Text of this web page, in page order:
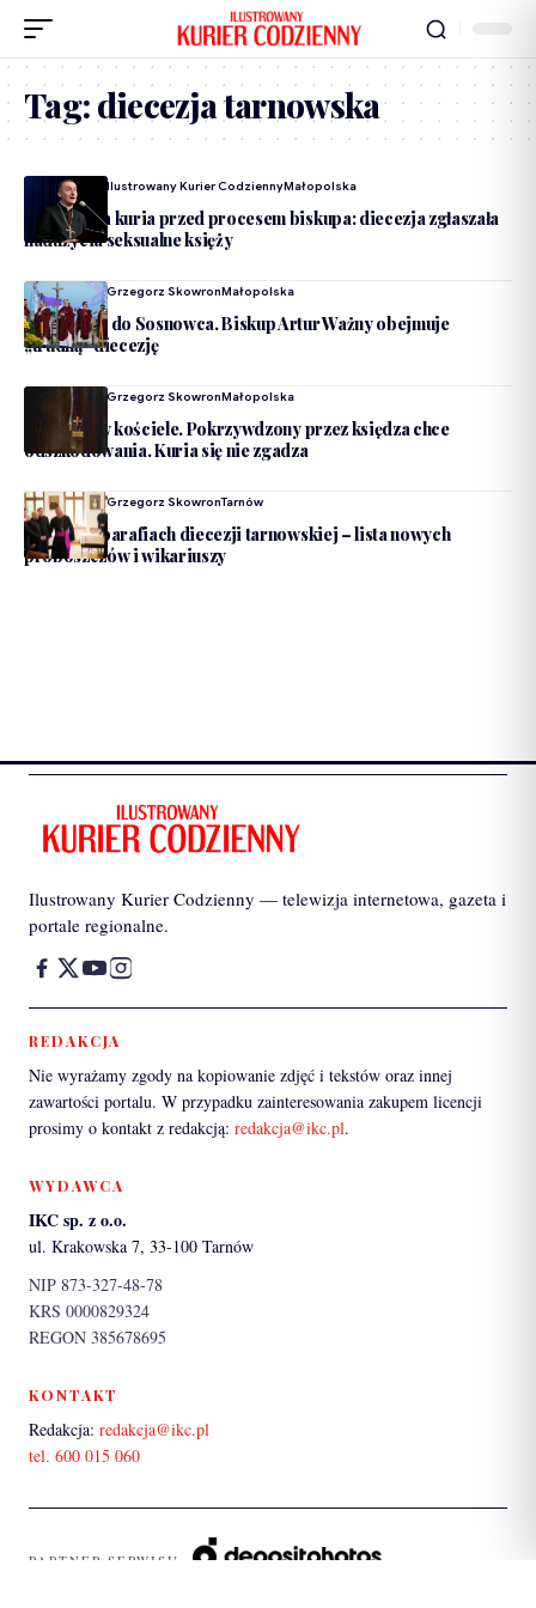
Tag:diecezja tarnowska
Dodane Przez Ilustrowany Kurier CodziennyMałopolska
Tarnowska kuria przed procesem biskupa: diecezja zgłaszała
nadużycia seksualne księży
Dodane PrzezGrzegorz SkowronMałopolska
Z Tarnowa do Sosnowca. Biskup Artur Ważny obejmuje
„trudną” diecezję
Dodane PrzezGrzegorz SkowronMałopolska
Pedofilia w kościele. Pokrzywdzony przez księdza chce
odszkodowania. Kuria się nie zgadza
Dodane PrzezGrzegorz SkowronTarnów
Zmiany w parafiach diecezji tarnowskiej – lista nowych
proboszczów i wikariuszy
Ilustrowany Kurier Codzienny — telewizja internetowa, gazeta i
portale regionalne.
REDAKCJA
Nie wyrażamy zgody na kopiowanie zdjęć i tekstów oraz innej
zawartości portalu. W przypadku zainteresowania zakupem licencji
prosimy o kontakt z redakcją: redakcja@ikc.pl.
WYDAWCA
IKC sp. z o.o.
ul. Krakowska 7, 33-100 Tarnów
NIP 873-327-48-78
KRS 0000829324
REGON 385678695
KONTAKT
Redakcja: redakcja@ikc.pl
tel. 600 015 060
PARTNER SERWISU